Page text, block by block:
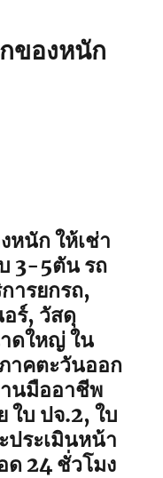
ของหนัก
หนัก ให้เช่า
3-5ตัน รถ
ารยกรถ,
ร์, วัสดุ
ดใหญ่ ใน
าคตะวันออก
นมืออาชีพ
ใบ ปจ.2, ใบ
ประเมินหน้า
ด 24 ชั่วโมง